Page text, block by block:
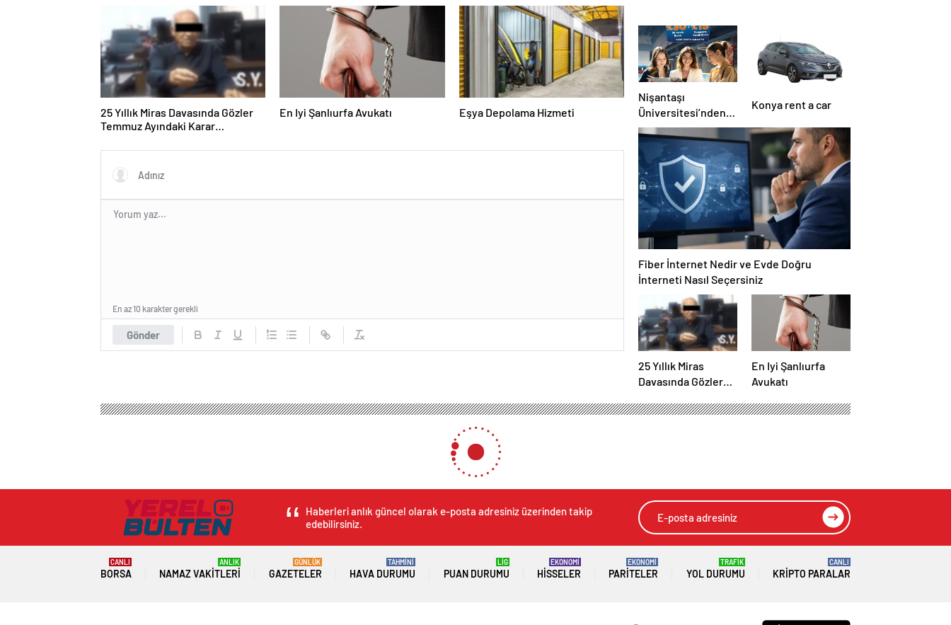
25 Yıllık Miras Davasında Gözler
Temmuz Ayındaki Karar
En Iyi Şanlıurfa Avukatı Eşya Depolama Hizmeti
Gönder
En az 10 karakter gerekli
Nişantaşı
Üniversitesi’nden
2026 YKS
Adaylarına Çifte
Güvence: Sabit
Ücret ve Kesintisiz
Burs
Konya rent a car
Fiber İnternet Nedir ve Evde Doğru
İnterneti Nasıl Seçersiniz
25 Yıllık Miras
Davasında Gözler
Karar Duruşmasına
En Iyi Şanlıurfa
Avukatı
Haberleri anlık güncel olarak e-posta adresiniz üzerinden takip
edebilirsiniz.
BORSA
CANLI
NAMAZ VAKITLERI
ANLIK
GAZETELER
GÜNLÜK
HAVA DURUMU
TAHMİNİ
PUAN DURUMU
LİG
HISSELER
EKONOMİ
PARITELER
EKONOMİ
YOL DURUMU
TRAFİK
KRIPTO PARALAR
CANLI